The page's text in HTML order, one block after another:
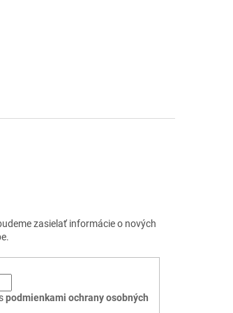
zasielať informácie o nových
podmienkami ochrany osobných